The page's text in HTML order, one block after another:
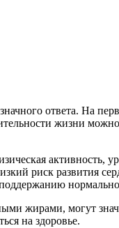
ответа. На
жизни
активность,
риск развития
жирами, могут
на здоровье.